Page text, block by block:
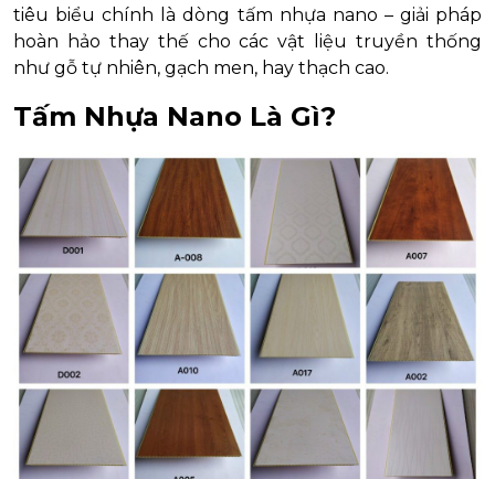
tiêu biểu chính là dòng tấm nhựa nano – giải pháp
hoàn hảo thay thế cho các vật liệu truyền thống
như gỗ tự nhiên, gạch men, hay thạch cao.
Tấm Nhựa Nano Là Gì?